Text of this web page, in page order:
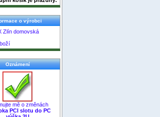
o výrobci
Zlín domovská
Oznámení
mě o změnách
PCI slotu do PC